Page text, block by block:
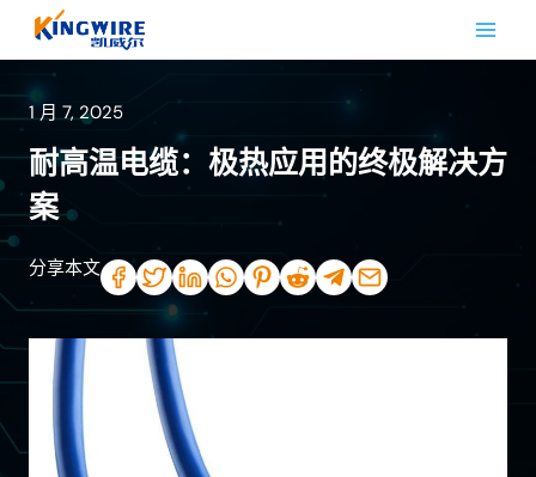
容
1 月 7, 2025
耐高温电缆：极热应用的终极解决方
案
分享本文